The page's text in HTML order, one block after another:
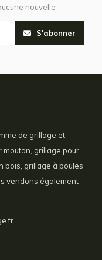
nouvelle
S'abonner
de grillage et
mouton, grillage pour
bois, grillage à poules
vendons également